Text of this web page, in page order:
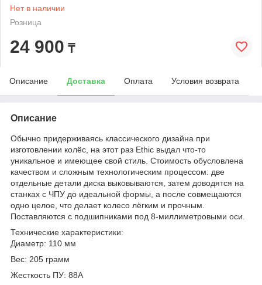
Нет в наличии
Розница
24 900 ₸
Описание Доставка Оплата Условия возврата
Описание
Обычно придерживаясь классического дизайна при
изготовлении колёс, на этот раз Ethic выдал что-то
уникальное и имеющее свой стиль. Стоимость обусловлена
качеством и сложным технологическим процессом: две
отдельные детали диска выковываются, затем доводятся на
станках с ЧПУ до идеальной формы, а после совмещаются
одно целое, что делает колесо лёгким и прочным.
Поставляются с подшипниками под 8-миллиметровыми оси.
Технические характеристики:
Диаметр: 110 мм
Вес: 205 грамм
Жесткость ПУ: 88А